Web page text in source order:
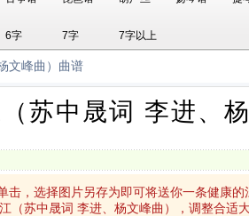
6字 7字 7字以上
文峰曲）曲谱
苏中晟词 李进、杨
，选择图片另存为即可将送你一条健康
（苏中晟词 李进、杨文峰曲），调整合适大